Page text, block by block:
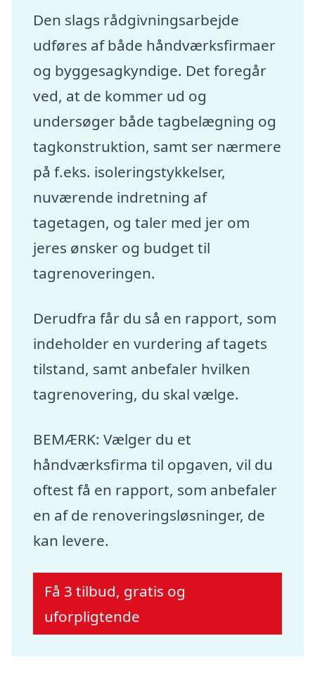
Den slags rådgivningsarbejde
udføres af både håndværksfirmaer
og byggesagkyndige. Det foregår
ved, at de kommer ud og
undersøger både tagbelægning og
tagkonstruktion, samt ser nærmere
på f.eks. isoleringstykkelser,
nuværende indretning af
tagetagen, og taler med jer om
jeres ønsker og budget til
tagrenoveringen.
Derudfra får du så en rapport, som
indeholder en vurdering af tagets
tilstand, samt anbefaler hvilken
tagrenovering, du skal vælge.
BEMÆRK: Vælger du et
håndværksfirma til opgaven, vil du
oftest få en rapport, som anbefaler
en af de renoveringsløsninger, de
kan levere.
Få 3 tilbud, gratis og
uforpligtende